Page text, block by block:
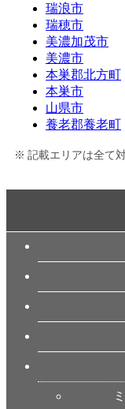
瑞浪市
瑞穂市
美濃加茂市
美濃市
本巣郡北方町
本巣市
山県市
養老郡養老町
記載エリアは全て